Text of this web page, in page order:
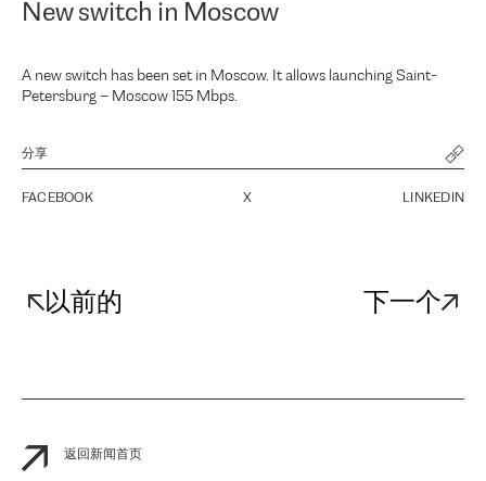
New switch in Moscow
A new switch has been set in Moscow. It allows launching Saint-
Petersburg – Moscow 155 Mbps.
分享
FACEBOOK X LINKEDIN
以前的 下一个
返回新闻首页